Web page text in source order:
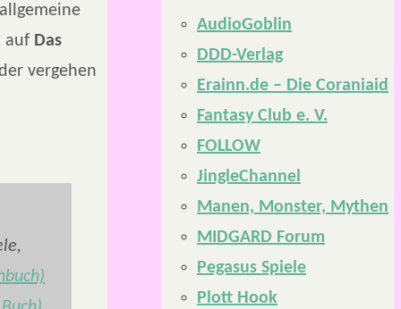
auf Das
vergehen
AudioGoblin
DDD-Verlag
Erainn.de – Die Coraniaid
Fantasy Club e. V.
FOLLOW
JingleChannel
Manen, Monster, Mythen
MIDGARD Forum
Pegasus Spiele
Plott Hook